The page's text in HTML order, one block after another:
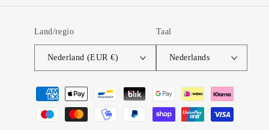
Land/regio
Nederland (EUR €)
Taal
Nederlands
Betaalmethoden